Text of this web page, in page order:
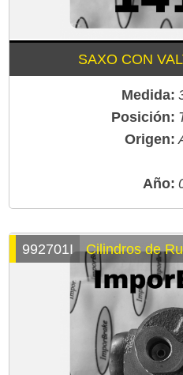
SAXO CON
Medida:
Posición:
Origen:
Año:
992701I Cilindros de